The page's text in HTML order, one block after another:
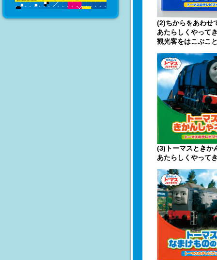
(2)ちからをあわせ
あたらしくやって
観光客をはこぶこ
(3)トーマスときか
あたらしくやって